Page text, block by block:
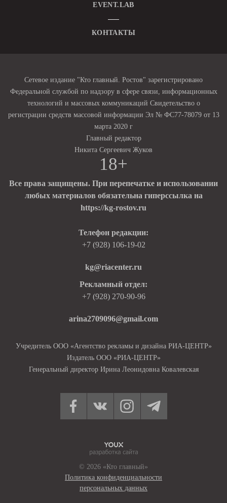
EVENT.LAB
КОНТАКТЫ
Сетевое издание "Кто главный. Ростов" зарегистрировано
Федеральной службой по надзору в сфере связи, информационных
технологий и массовых коммуникаций Свидетельство о
регистрации средств массовой информации Эл № ФС77-78079 от 13
марта 2020 г
Главный редактор
Никита Сергеевич Жуков
18+
Все права защищены. При перепечатке и использовании
любых материалов обязательна гиперссылка на
https://kg-rostov.ru
Телефон редакции:
+7 (928) 106-19-02
kg@riacenter.ru
Рекламный отдел:
+7 (928) 270-90-96
arina2709096@gmail.com
Учредитель ООО «Агентство рекламы и дизайна РИА-ЦЕНТР»
Издатель ООО «РИА-ЦЕНТР»
Генеральный директор Ирина Леонидовна Ковалевская
© 2026 «Кто главный»
Политика конфиденциальности
персональных данных